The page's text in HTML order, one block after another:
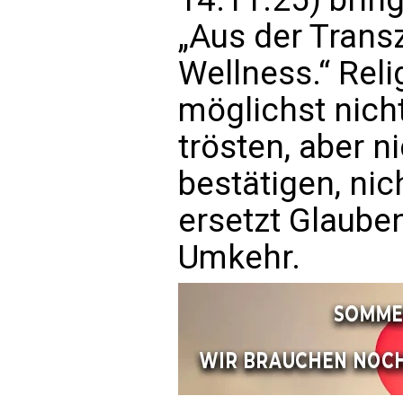
„Aus der
Wellness.“
möglichst
trösten, aber
bestätigen,
ersetzt
Umkehr.